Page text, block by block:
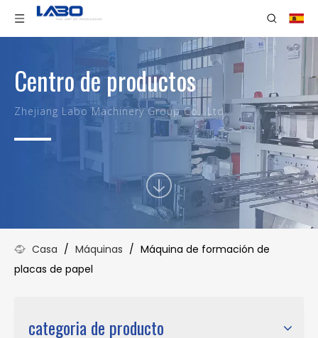
Centro de productos
Zhejiang Labo Machinery Group Co., Ltd.
Casa / Máquinas / Máquina de formación de
placas de papel
categoria de producto